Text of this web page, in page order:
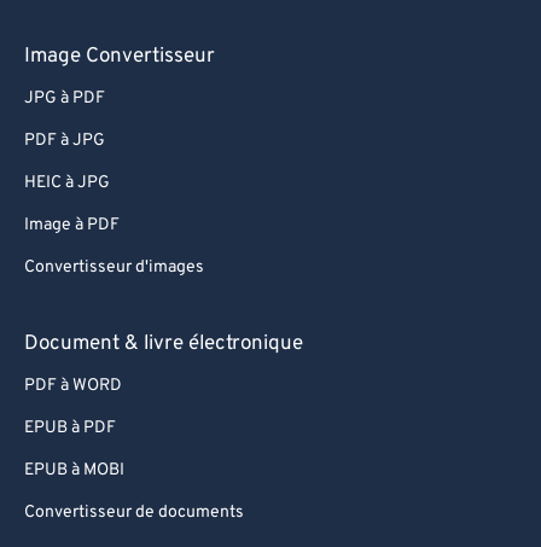
Image Convertisseur
JPG à PDF
PDF à JPG
HEIC à JPG
Image à PDF
Convertisseur d'images
Document & livre électronique
PDF à WORD
EPUB à PDF
EPUB à MOBI
Convertisseur de documents